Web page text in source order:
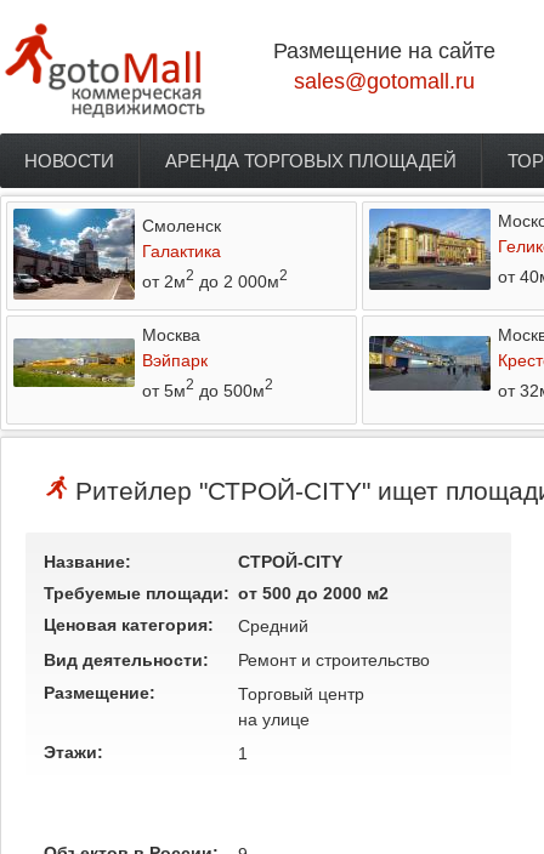
Размещение на сайте
sales@gotomall.ru
Главное меню
НОВОСТИ АРЕНДА ТОРГОВЫХ ПЛОЩАДЕЙ
Смоленск
Галактика
от 2м2 до 2 000м2
от
Москва
Вэйпарк
от 5м2 до 500м2
от
Ритейлер "СТРОЙ-CITY" ищет
Название:
СТРОЙ-CITY
Требуемые площади: от 500 до 2000 м2
Ценовая категория:
Средний
Вид деятельности:
Ремонт и строительство
Размещение:
Торговый центр
на улице
Этажи:
1